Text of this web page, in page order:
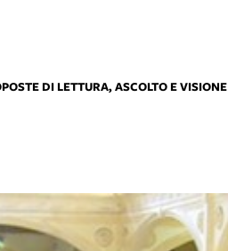
DI LETTURA, ASCOLTO E VISIONE